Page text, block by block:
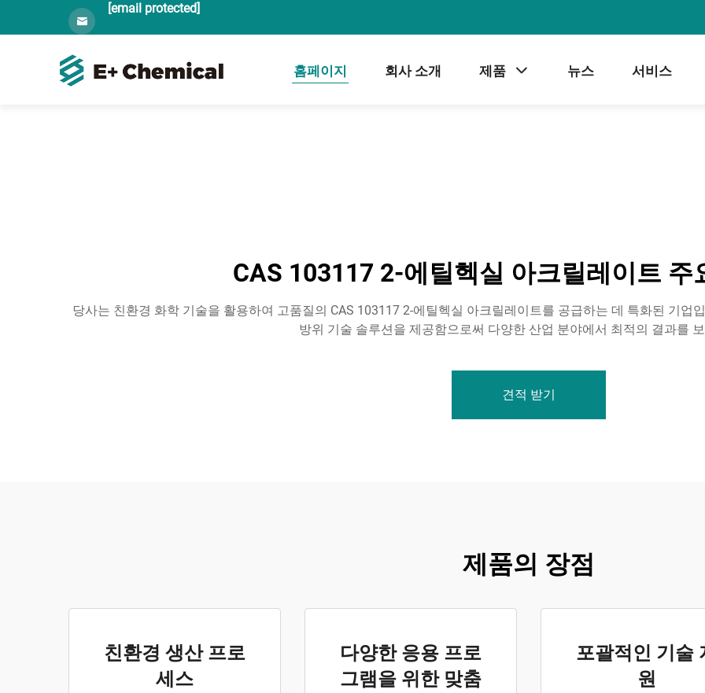
[email protected]
홈페이지 회사 소개 제품 뉴스 서비스
CAS 103117 2-에틸헥실 아크릴레이트 주
당사는 친환경 화학 기술을 활용하여 고품질의 CAS 103117 2-에틸헥실 아크릴레이트를 공급하는 데 특화된 기업
방위 기술 솔루션을 제공함으로써 다양한 산업 분야에서 최적의 결과를
견적 받기
제품의 장점
친환경 생산 프로
세스
다양한 응용 프로
그램을 위한 맞춤
포괄적인 기술
원